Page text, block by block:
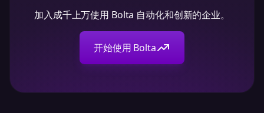
加入成千上万使用 Bolta 自动化和创新的企业。
开始使用 Bolta